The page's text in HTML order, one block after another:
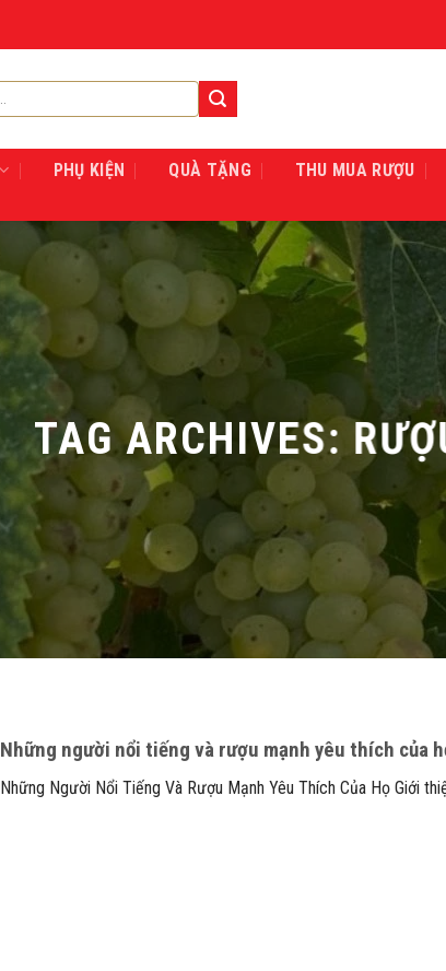
PHỤ KIỆN QUÀ TẶNG THU MUA RƯỢU
TAG ARCHIVES:
Những người nổi tiếng và rượu mạnh yêu thích của
Những Người Nổi Tiếng Và Rượu Mạnh Yêu Thích Của Họ Giới